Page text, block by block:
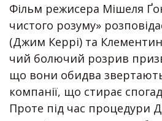
Фільм режисера Мішеля
чистого розуму»
(Джим Керрі) та
чий болючий розрив
що вони обидва
компанії, що стирає
Проте під час процедури